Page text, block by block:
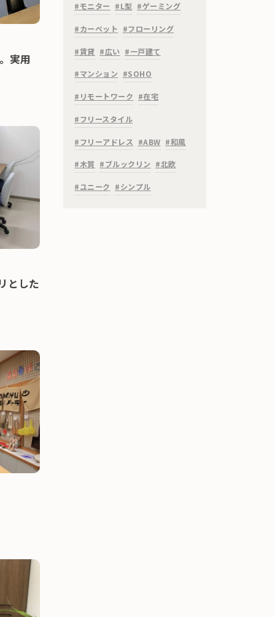
実用
とした
#モニター #L型 #ゲーミング
#カーペット #フローリング
#賃貸 #広い #一戸建て
#マンション #SOHO
#リモートワーク #在宅
#フリースタイル
#フリーアドレス #ABW #和風
#木質 #ブルックリン #北欧
#ユニーク #シンプル